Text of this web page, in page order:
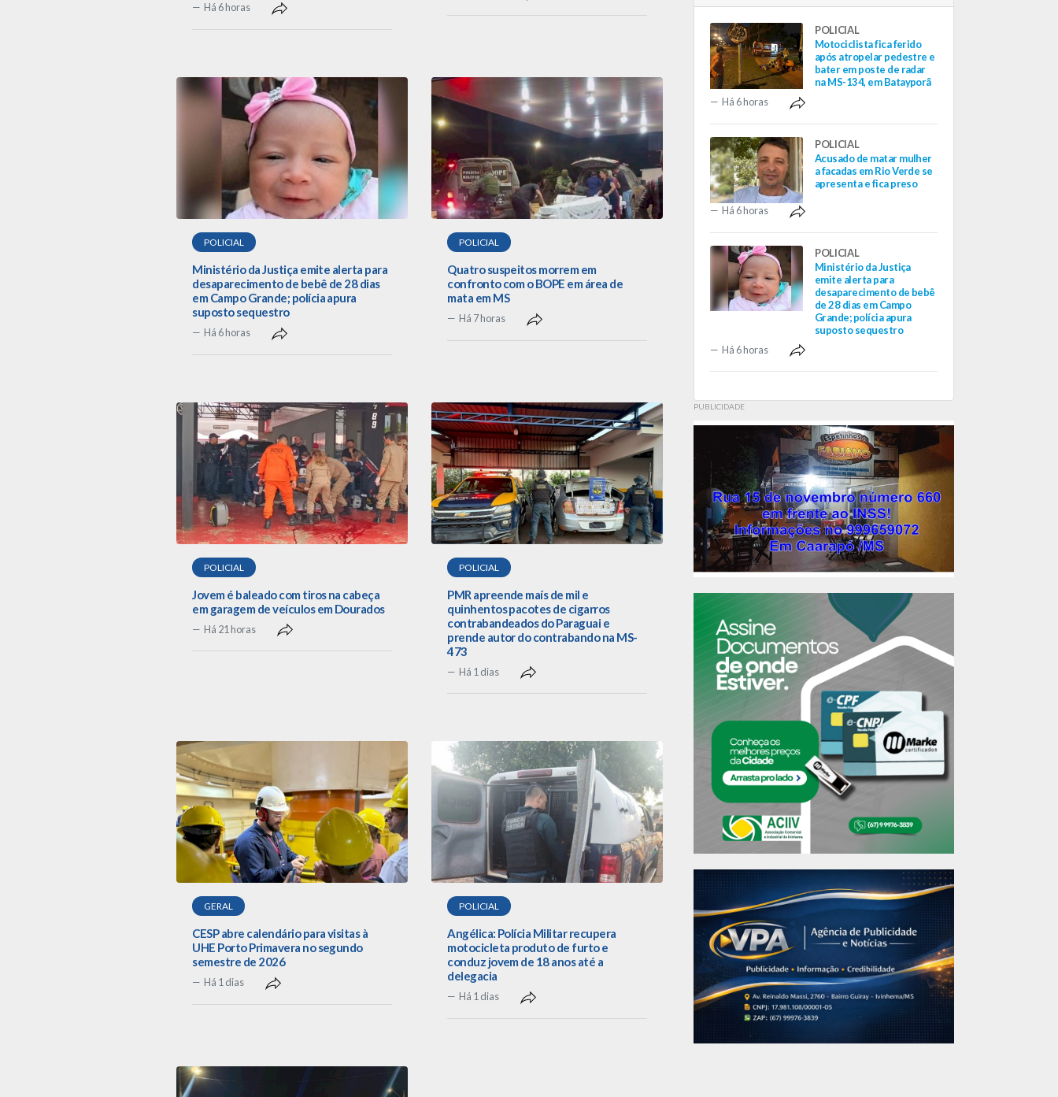
Há 6 horas
POLICIAL
Ministério da Justiça emite alerta para
desaparecimento de bebê de 28 dias
em Campo Grande; polícia apura
suposto sequestro
Há 6 horas
POLICIAL
Quatro suspeitos morrem em
confronto com o BOPE em área de
mata em MS
Há 7 horas
POLICIAL
Jovem é baleado com tiros na cabeça
em garagem de veículos em Dourados
Há 21 horas
POLICIAL
PMR apreende maís de mil e
quinhentos pacotes de cigarros
contrabandeados do Paraguai e
prende autor do contrabando na MS-
473
Há 1 dias
GERAL
CESP abre calendário para visitas à
UHE Porto Primavera no segundo
semestre de 2026
Há 1 dias
POLICIAL
Angélica: Polícia Militar recupera
motocicleta produto de furto e
conduz jovem de 18 anos até a
delegacia
Há 1 dias
POLICIAL
Motociclista fica ferido
após atropelar pedestre e
bater em poste de radar
na MS-134, em Batayporã
Há 6 horas
POLICIAL
Acusado de matar mulher
a facadas em Rio Verde se
apresenta e fica preso
Há 6 horas
POLICIAL
Ministério da Justiça
emite alerta para
desaparecimento de bebê
de 28 dias em Campo
Grande; polícia apura
suposto sequestro
Há 6 horas
PUBLICIDADE